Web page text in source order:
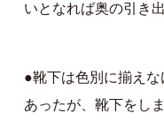
いとなれば奥の引き出
●靴下は色別に揃え
あったが、靴下をし